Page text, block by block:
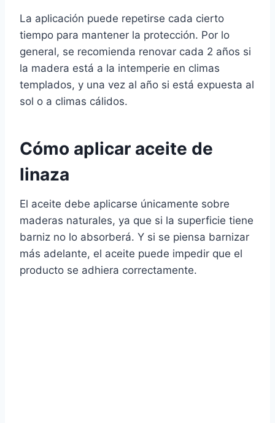
La aplicación puede repetirse cada cierto
tiempo para mantener la protección. Por lo
general, se recomienda renovar cada 2 años si
la madera está a la intemperie en climas
templados, y una vez al año si está expuesta al
sol o a climas cálidos.
Cómo aplicar aceite de
linaza
El aceite debe aplicarse únicamente sobre
maderas naturales, ya que si la superficie tiene
barniz no lo absorberá. Y si se piensa barnizar
más adelante, el aceite puede impedir que el
producto se adhiera correctamente.